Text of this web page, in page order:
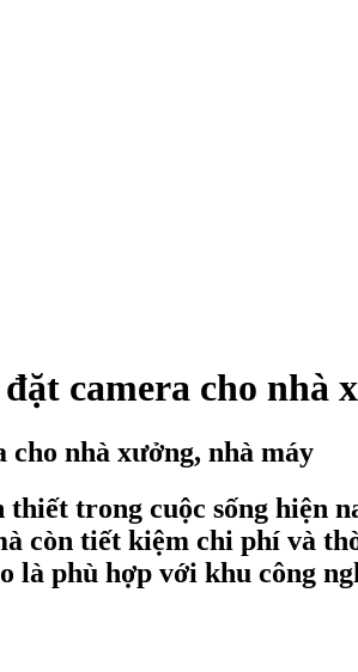
camera cho nhà
nhà xưởng, nhà máy
trong cuộc sống hiện
còn tiết kiệm chi phí và
là phù hợp với khu công